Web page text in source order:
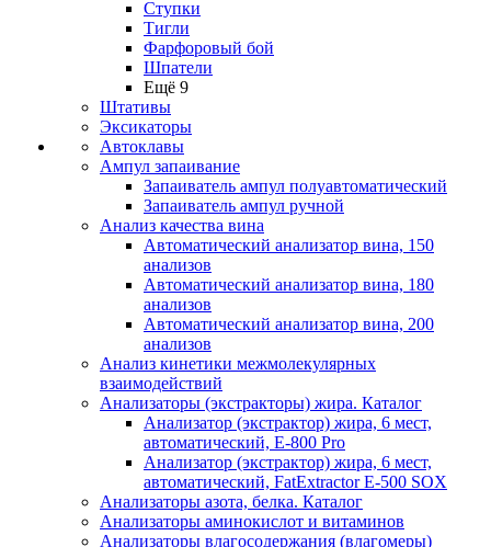
Ступки
Тигли
Фарфоровый бой
Шпатели
Ещё 9
Штативы
Эксикаторы
Автоклавы
Ампул запаивание
Запаиватель ампул полуавтоматический
Запаиватель ампул ручной
Анализ качества вина
Автоматический анализатор вина, 150
анализов
Автоматический анализатор вина, 180
анализов
Автоматический анализатор вина, 200
анализов
Анализ кинетики межмолекулярных
взаимодействий
Анализаторы (экстракторы) жира. Каталог
Анализатор (экстрактор) жира, 6 мест,
автоматический, E-800 Pro
Анализатор (экстрактор) жира, 6 мест,
автоматический, FatExtractor E-500 SOX
Анализаторы азота, белка. Каталог
Анализаторы аминокислот и витаминов
Анализаторы влагосодержания (влагомеры)